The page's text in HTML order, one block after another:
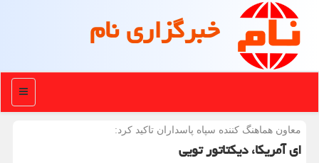
خبرگزاری نام
منو
معاون هماهنگ كننده سپاه پاسداران تاكید كرد:
ای آمریکا، دیکتاتور تویی